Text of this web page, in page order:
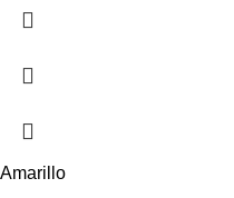
Amarillo